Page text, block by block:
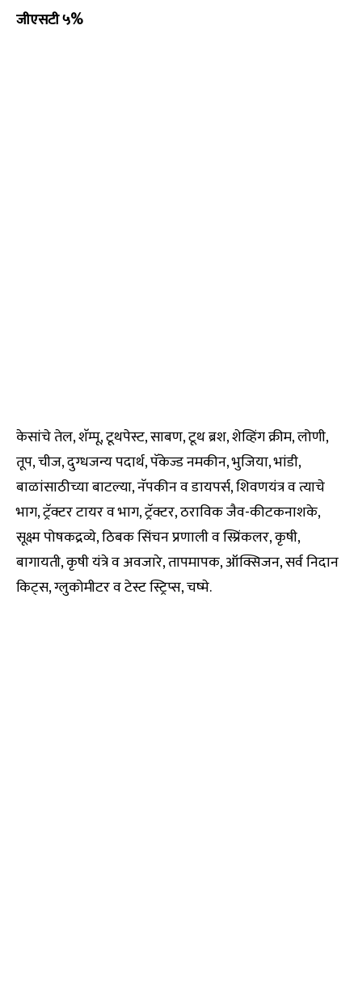
जीएसटी ५%
केसांचे तेल, शॅम्पू, टूथपेस्ट, साबण, टूथ ब्रश, शेव्हिंग क्रीम, लोणी,
तूप, चीज, दुग्धजन्य पदार्थ, पॅकेज्ड नमकीन, भुजिया, भांडी,
बाळांसाठीच्या बाटल्या, नॅपकीन व डायपर्स, शिवणयंत्र व त्याचे
भाग, ट्रॅक्टर टायर व भाग, ट्रॅक्टर, ठराविक जैव-कीटकनाशके,
सूक्ष्म पोषकद्रव्ये, ठिबक सिंचन प्रणाली व स्प्रिंकलर, कृषी,
बागायती, कृषी यंत्रे व अवजारे, तापमापक, ऑक्सिजन, सर्व निदान
किट्स, ग्लुकोमीटर व टेस्ट स्ट्रिप्स, चष्मे.